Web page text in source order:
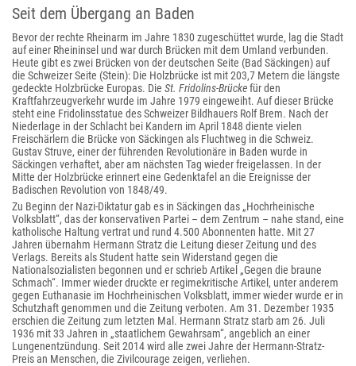
Seit dem Übergang an Baden
Bevor der rechte Rheinarm im Jahre 1830 zugeschüttet wurde, lag die Stadt
auf einer Rheininsel und war durch Brücken mit dem Umland verbunden.
Heute gibt es zwei Brücken von der deutschen Seite (Bad Säckingen) auf
die Schweizer Seite (Stein): Die Holzbrücke ist mit 203,7 Metern die längste
gedeckte Holzbrücke Europas. Die St. Fridolins-Brückefür den
Kraftfahrzeugverkehr wurde im Jahre 1979 eingeweiht. Auf dieser Brücke
steht eine Fridolinsstatue des Schweizer Bildhauers Rolf Brem. Nach der
Niederlage in der Schlacht bei Kandern im April 1848 diente vielen
Freischärlern die Brücke von Säckingen als Fluchtweg in die Schweiz.
Gustav Struve, einer der führenden Revolutionäre in Baden wurde in
Säckingen verhaftet, aber am nächsten Tag wieder freigelassen. In der
Mitte der Holzbrücke erinnert eine Gedenktafel an die Ereignisse der
Badischen Revolution von 1848/49.
Zu Beginn der Nazi-Diktatur gab es in Säckingen das „Hochrheinische
Volksblatt“, das der konservativen Partei – dem Zentrum – nahe stand, eine
katholische Haltung vertrat und rund 4.500 Abonnenten hatte. Mit 27
Jahren übernahm Hermann Stratz die Leitung dieser Zeitung und des
Verlags. Bereits als Student hatte sein Widerstand gegen die
Nationalsozialisten begonnen und er schrieb Artikel „Gegen die braune
Schmach“. Immer wieder druckte er regimekritische Artikel, unter anderem
gegen Euthanasie im Hochrheinischen Volksblatt, immer wieder wurde er in
Schutzhaft genommen und die Zeitung verboten. Am 31. Dezember 1935
erschien die Zeitung zum letzten Mal. Hermann Stratz starb am 26. Juli
1936 mit 33 Jahren in „staatlichem Gewahrsam“, angeblich an einer
Lungenentzündung. Seit 2014 wird alle zwei Jahre der Hermann-Stratz-
Preis an Menschen, die Zivilcourage zeigen, verliehen.